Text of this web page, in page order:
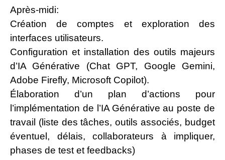
Après-midi:
Création de comptes et exploration des
interfaces utilisateurs.
Configuration et installation des outils majeurs
d’IA Générative (Chat GPT, Google Gemini,
Adobe Firefly, Microsoft Copilot).
Élaboration d’un plan d’actions pour
l’implémentation de l’IA Générative au poste de
travail (liste des tâches, outils associés, budget
éventuel, délais, collaborateurs à impliquer,
phases de test et feedbacks)